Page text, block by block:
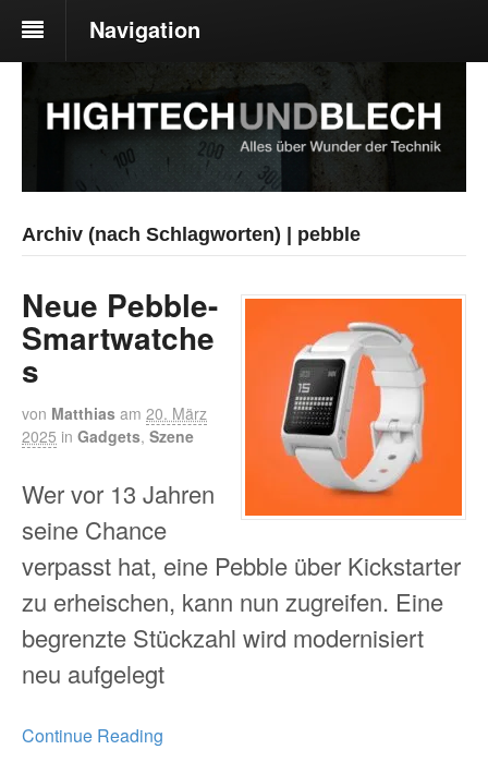
Navigation
Archiv (nach Schlagworten) | pebble
Neue Pebble-
Smartwatche
s
von Matthias am 20. März
2025 in Gadgets, Szene
Wer vor 13 Jahren
seine Chance
verpasst hat, eine Pebble über Kickstarter
zu erheischen, kann nun zugreifen. Eine
begrenzte Stückzahl wird modernisiert
neu aufgelegt
Continue Reading